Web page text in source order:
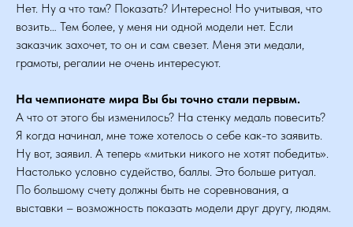
Нет. Ну а что там? Показать? Интересно! Но учитывая, что
возить… Тем более, у меня ни одной модели нет. Если
заказчик захочет, то он и сам свезет. Меня эти медали,
грамоты, регалии не очень интересуют.
На чемпионате мира Вы бы точно стали первым.
А что от этого бы изменилось? На стенку медаль повесить?
Я когда начинал, мне тоже хотелось о себе как-то заявить.
Ну вот, заявил. А теперь «митьки никого не хотят победить».
Настолько условно судейство, баллы. Это больше ритуал.
По большому счету должны быть не соревнования, а
выставки – возможность показать модели друг другу, людям.